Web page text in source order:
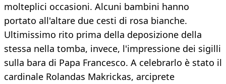
molteplici occasioni. Alcuni bambini hanno
portato all'altare due cesti di rosa bianche.
Ultimissimo rito prima della deposizione della
stessa nella tomba, invece, l'impressione dei sigilli
sulla bara di Papa Francesco. A celebrarlo è stato il
cardinale Rolandas Makrickas, arciprete